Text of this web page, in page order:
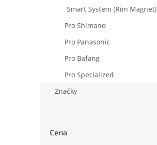
Smart System (Rim Magnet)
Pro Shimano
Pro Panasonic
Pro Bafang
Pro Specialized
Značky
Cena